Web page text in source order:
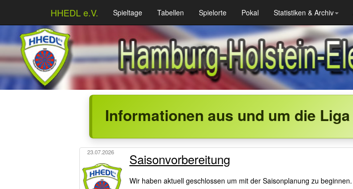
HHEDL e.V. Spieltage Tabellen Spielorte Pokal Statistiken & Archiv
Informationen aus und um die Liga
23.07.2026 Saisonvorbereitung
Wir haben aktuell geschlossen um mit der Saisonplanung zu beginnen.